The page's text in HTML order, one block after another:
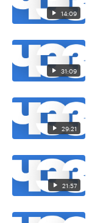
14:09
31:09
29:21
21:57